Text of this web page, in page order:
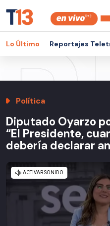
Lo Último Reportajes
Política
Diputado Oyarzo
“El Presidente,
debería declarar